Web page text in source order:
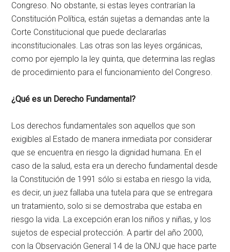
Congreso. No obstante, si estas leyes contrarían la
Constitución Política, están sujetas a demandas ante la
Corte Constitucional que puede declararlas
inconstitucionales. Las otras son las leyes orgánicas,
como por ejemplo la ley quinta, que determina las reglas
de procedimiento para el funcionamiento del Congreso.
¿Qué es un Derecho Fundamental?
Los derechos fundamentales son aquellos que son
exigibles al Estado de manera inmediata por considerar
que se encuentra en riesgo la dignidad humana. En el
caso de la salud, esta era un derecho fundamental desde
la Constitución de 1991 sólo si estaba en riesgo la vida,
es decir, un juez fallaba una tutela para que se entregara
un tratamiento, solo si se demostraba que estaba en
riesgo la vida. La excepción eran los niños y niñas, y los
sujetos de especial protección. A partir del año 2000,
con la Observación General 14 de la ONU que hace parte